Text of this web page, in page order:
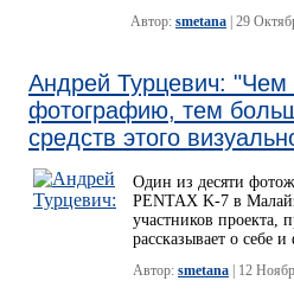
Автор: smetana | 29
Андрей Турцевич:
фотографию, тем
средств этого
Один из десяти
PENTAX K-7 в
участников проекта,
рассказывает о себе
Автор: smetana | 12